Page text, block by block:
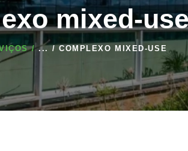
mixed-
... COMPLEXO MIXED-USE
CENTER